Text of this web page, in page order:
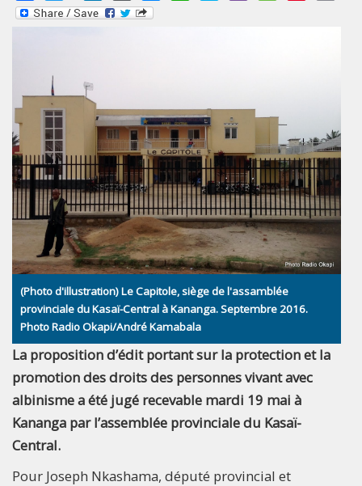
(Photo d'illustration) Le Capitole, siège de l'assamblée
provinciale du Kasaï-Central à Kananga. Septembre 2016.
Photo Radio Okapi/André Kamabala
La proposition d’édit portant sur la protection et la
promotion des droits des personnes vivant avec
albinisme a été jugé recevable mardi 19 mai à
Kananga par l’assemblée provinciale du Kasaï-
Central.
Pour Joseph Nkashama, député provincial et